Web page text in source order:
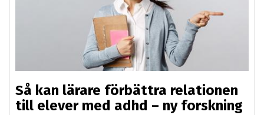
Så kan lärare förbättra relationen
till elever med adhd – ny forskning